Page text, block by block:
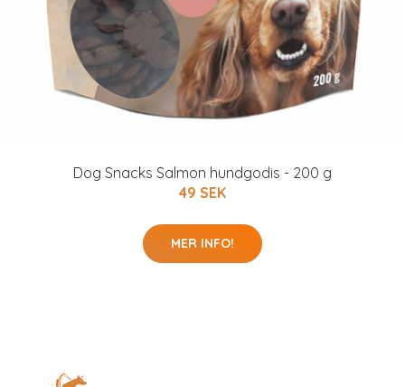
Dog Snacks Salmon hundgodis - 200 g
49 SEK
MER INFO!